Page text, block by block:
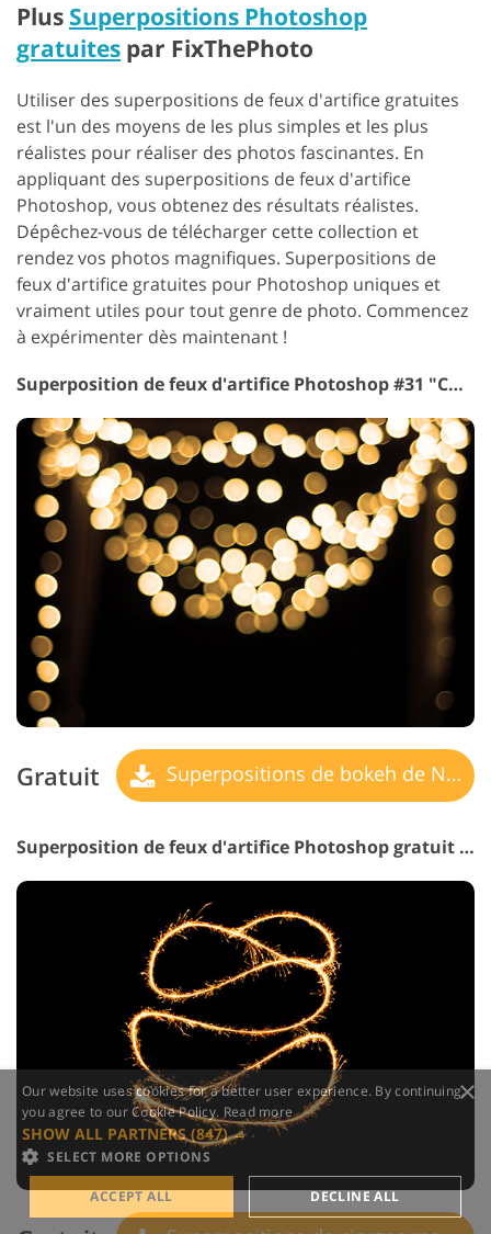
Plus Superpositions Photoshop
gratuites par FixThePhoto
Utiliser des superpositions de feux d'artifice gratuites
est l'un des moyens de les plus simples et les plus
réalistes pour réaliser des photos fascinantes. En
appliquant des superpositions de feux d'artifice
Photoshop, vous obtenez des résultats réalistes.
Dépêchez-vous de télécharger cette collection et
rendez vos photos magnifiques. Superpositions de
feux d'artifice gratuites pour Photoshop uniques et
vraiment utiles pour tout genre de photo. Commencez
à expérimenter dès maintenant !
Superposition de feux d'artifice Photoshop #31 "Christmas Bokeh"
Gratuit Superpositions de bokeh de Noël
Superposition de feux d'artifice Photoshop gratuit #32 "Sparkler"
×
Our website uses cookies for a better user experience. By continuing,
you agree to our Cookie Policy. Read more
SHOW ALL PARTNERS(847) →
SELECT MORE OPTIONS
ACCEPT ALL DECLINE ALL